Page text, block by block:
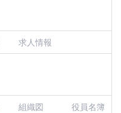
求人情報
組織図 役員名簿